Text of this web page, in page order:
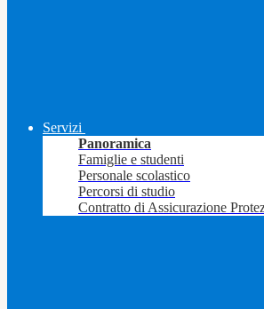
Servizi
Panoramica
Famiglie e studenti
Personale scolastico
Percorsi di studio
Contratto di Assicurazione